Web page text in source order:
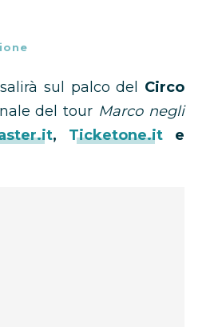
salirà sul palco del Circo
del tour Marco negli
, Ticketone.it e